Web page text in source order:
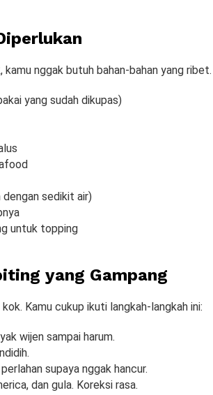
nggak butuh bahan-bahan yang ribet.
yang sudah dikupas)
sedikit air)
untuk topping
yang Gampang
Kamu cukup ikuti langkah-langkah ini:
wijen sampai harum.
supaya nggak hancur.
dan gula. Koreksi rasa.